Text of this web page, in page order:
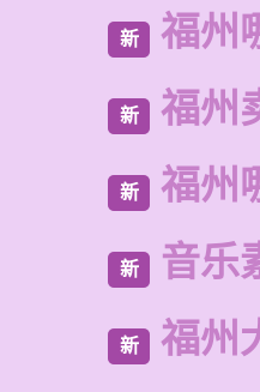
新 福州
新 福州
新 福州
新 音乐
新 福州